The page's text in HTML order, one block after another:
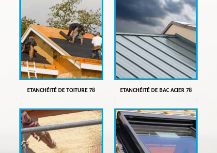
ETANCHÉITÉ DE TOITURE 78 ETANCHÉITÉ DE BAC ACIER 78